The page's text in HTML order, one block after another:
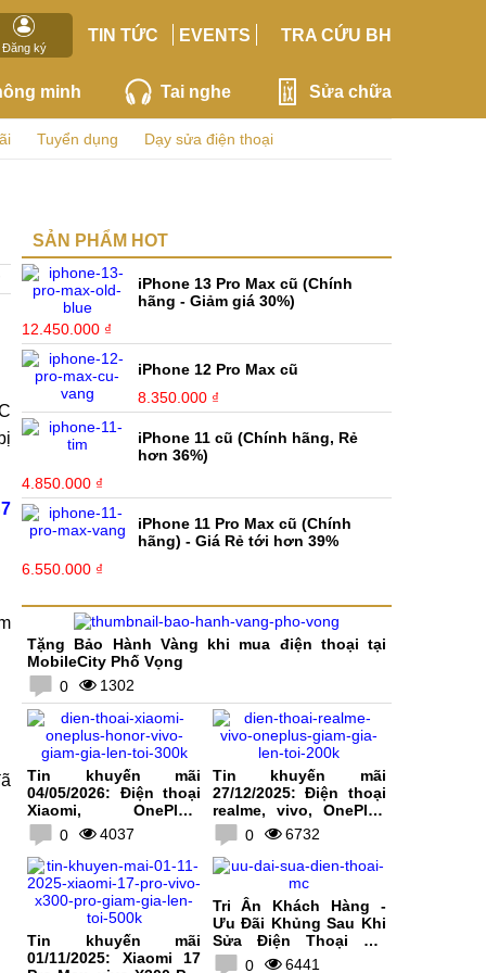
Đăng ký
TIN TỨC EVENTS TRA CỨU BH
minh Tai nghe Sửa chữa
Tuyển dụng Dạy sửa điện thoại
SẢN PHẨM HOT
iPhone 13 Pro Max cũ (Chính
hãng - Giảm giá 30%)
12.450.000 ₫
iPhone 12 Pro Max cũ
8.350.000 ₫
iPhone 11 cũ (Chính hãng, Rẻ
hơn 36%)
4.850.000 ₫
iPhone 11 Pro Max cũ (Chính
hãng) - Giá Rẻ tới hơn 39%
6.550.000 ₫
Tặng Bảo Hành Vàng khi mua điện thoại tại
MobileCity Phố Vọng
0
1302
Tin khuyến mãi
04/05/2026: Điện thoại
Xiaomi, OnePlus,
HONOR, vivo giảm giá
lên tới 300K
0 4037
Tin khuyến mãi
27/12/2025: Điện thoại
realme, vivo, OnePlus
giảm giá lên tới 200K
0 6732
Tin khuyến mãi
01/11/2025: Xiaomi 17
Tri Ân Khách Hàng -
Ưu Đãi Khủng Sau Khi
Sửa Điện Thoại Tại
MobileCity
0 6441